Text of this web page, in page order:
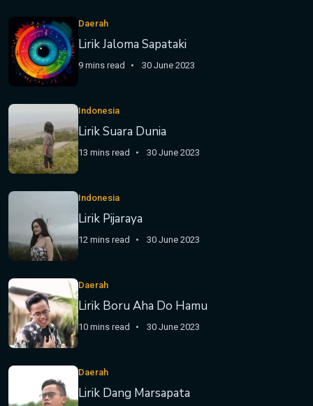
Daerah
Lirik Jaloma Sapataki
9 mins read 30 June 2023
Indonesia
Lirik Suara Dunia
13 mins read 30 June 2023
Indonesia
Lirik Pijaraya
12 mins read 30 June 2023
Daerah
Lirik Boru Aha Do Hamu
10 mins read 30 June 2023
Daerah
Lirik Dang Marsapata